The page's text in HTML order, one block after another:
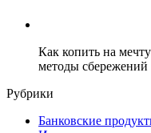
Как копить на
методы
Рубрики
Банковские